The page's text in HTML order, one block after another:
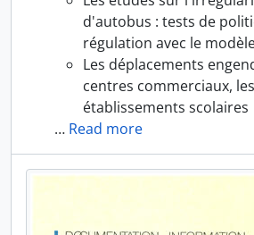
d'autobus : tests de
régulation avec le modèle
Les déplacements
centres commerciaux,
établissements scolaires
… Read more